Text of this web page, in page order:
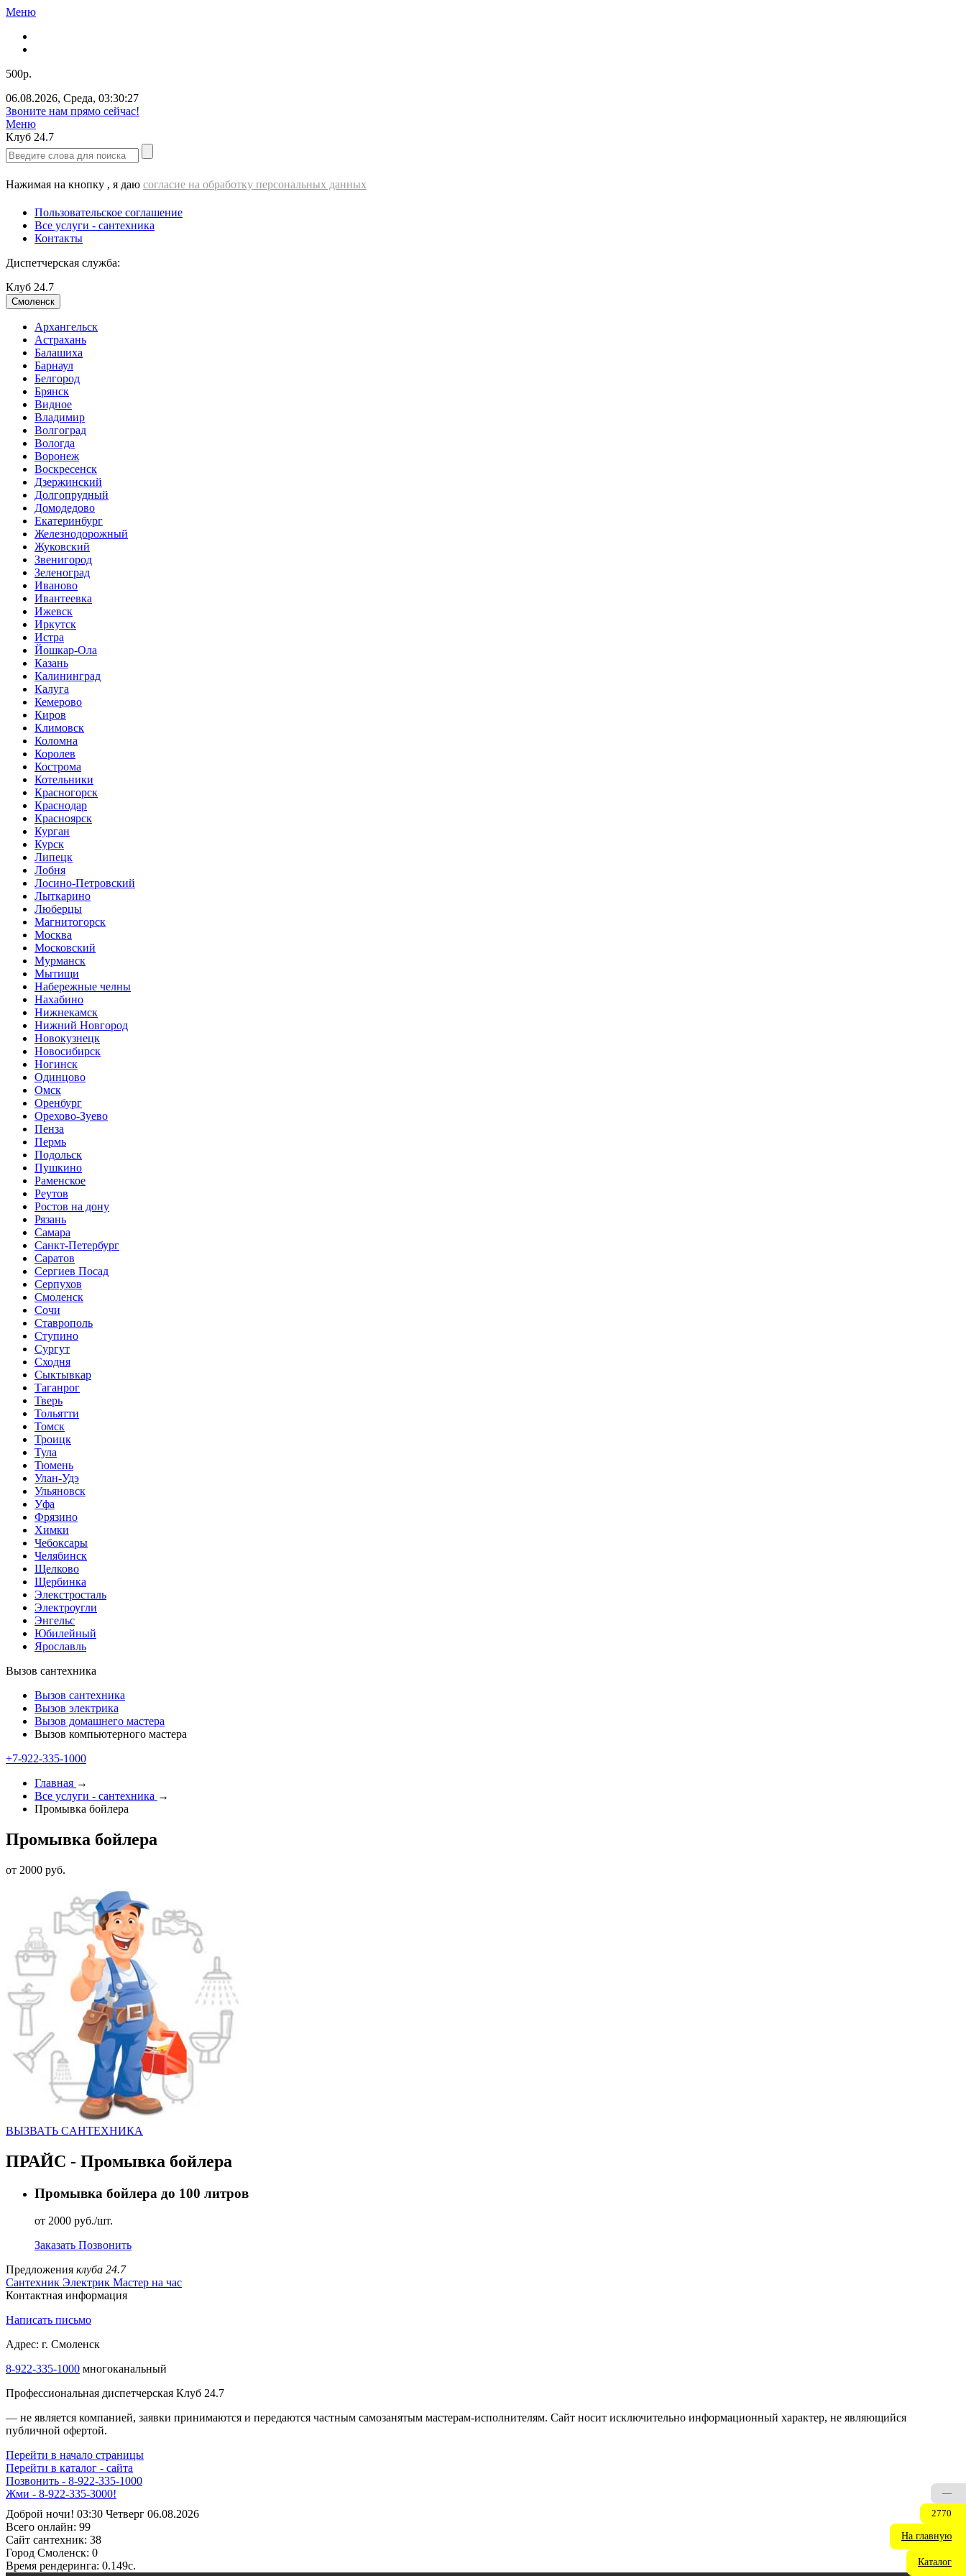
Меню
500р.
06.08.2026, Среда, 03:30:28
ВЫЕЗД cантехника - 500 РУБЛЕЙ!!!
Меню
Клуб 24.7
Нажимая на кнопку , я даю согласие на обработку персональных данных
Пользовательское соглашение
Все услуги - cантехника
Контакты
Диспетчерская служба:
Клуб 24.7
Смоленск
Архангельск
Астрахань
Балашиха
Барнаул
Белгород
Брянск
Видное
Владимир
Волгоград
Вологда
Воронеж
Воскресенск
Дзержинский
Долгопрудный
Домодедово
Екатеринбург
Железнодорожный
Жуковский
Звенигород
Зеленоград
Иваново
Ивантеевка
Ижевск
Иркутск
Истра
Йошкар-Ола
Казань
Калининград
Калуга
Кемерово
Киров
Климовск
Коломна
Королев
Кострома
Котельники
Красногорск
Краснодар
Красноярск
Курган
Курск
Липецк
Лобня
Лосино-Петровский
Лыткарино
Люберцы
Магнитогорск
Москва
Московский
Мурманск
Мытищи
Набережные челны
Нахабино
Нижнекамск
Нижний Новгород
Новокузнецк
Новосибирск
Ногинск
Одинцово
Омск
Оренбург
Орехово-Зуево
Пенза
Пермь
Подольск
Пушкино
Раменское
Реутов
Ростов на дону
Рязань
Самара
Санкт-Петербург
Саратов
Сергиев Посад
Серпухов
Смоленск
Сочи
Ставрополь
Ступино
Сургут
Сходня
Сыктывкар
Таганрог
Тверь
Тольятти
Томск
Троицк
Тула
Тюмень
Улан-Удэ
Ульяновск
Уфа
Фрязино
Химки
Чебоксары
Челябинск
Щелково
Щербинка
Элекстросталь
Электроугли
Энгельс
Юбилейный
Ярославль
Вызов сантехника
Вызов сантехника
Вызов электрика
Вызов домашнего мастера
Вызов компьютерного мастера
+7-922-335-2000
Главная →
Все услуги - cантехника →
Промывка бойлера
Промывка бойлера
от 2000 руб.
ВЫЗВАТЬ CАНТЕХНИКА
ПРАЙС - Промывка бойлера
Промывка бойлера до 100 литров
от 2000 руб./шт.
Заказать Позвонить
Предложения клуба 24.7
Сантехник Электрик Мастер на час
Контактная информация
Написать письмо
Адрес: г. Смоленск
8-922-335-2000 многоканальный
Профессиональная диспетчерская Клуб 24.7
— не является компанией, заявки принимаются и передаются частным самозанятым мастерам‑исполнителям. Сайт носит исключительно информационный характер, не являющийся
публичной офертой.
Перейти в начало страницы
Перейти в каталог - сайта
Позвонить - 8-922-335-1000
ДИСПЕТЧЕР НА СВЯЗИ - 8-922-335-1000
Доброй ночи! 03:30 Четверг 06.08.2026
Всего онлайн: 99
Сайт cантехник: 38
Город Смоленск: 0
Время рендеринга: 0.149c.
—
2770
На главную
Каталог